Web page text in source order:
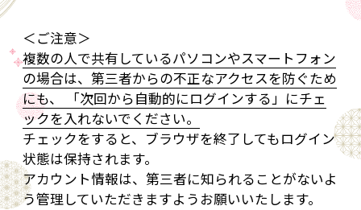
＜ご注意＞
複数の人で共有しているパソコンやスマートフォン
の場合は、第三者からの不正なアクセスを防ぐため
にも、 「次回から自動的にログインする」にチェ
ックを入れないでください。
チェックをすると、ブラウザを終了してもログイン
状態は保持されます。
アカウント情報は、第三者に知られることがないよ
う管理していただきますようお願いいたします。